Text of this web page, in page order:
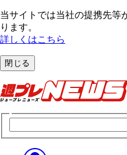
当サイトでは当社の提携先等
ります。
詳しくはこちら
閉じる